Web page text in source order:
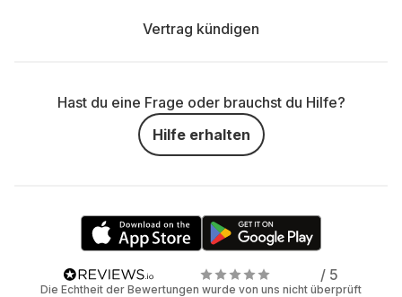
Vertrag kündigen
Hast du eine Frage oder brauchst du Hilfe?
Hilfe erhalten
/ 5
Die Echtheit der Bewertungen wurde von uns nicht überprüft